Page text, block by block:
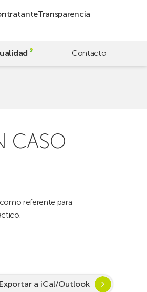
Transparencia
Contacto
CASO
referente para
Exportar a iCal/Outlook